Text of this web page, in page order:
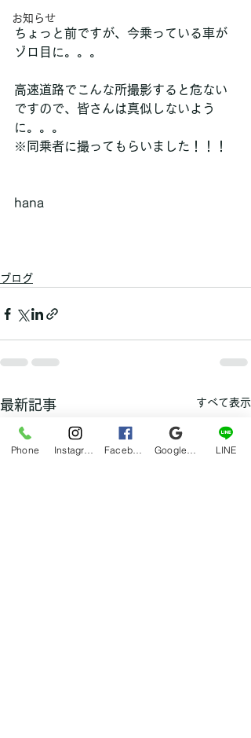
お知らせ
ちょっと前ですが、今乗っている車が
ゾロ目に。。。
高速道路でこんな所撮影すると危ない
ですので、皆さんは真似しないよう
に。。。
※同乗者に撮ってもらいました！！！
hana
ブログ
最新記事 すべて表示
Phone LINE